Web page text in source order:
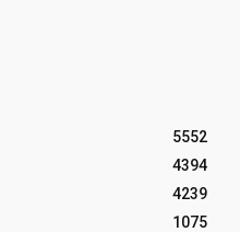
5552
4394
4239
1075